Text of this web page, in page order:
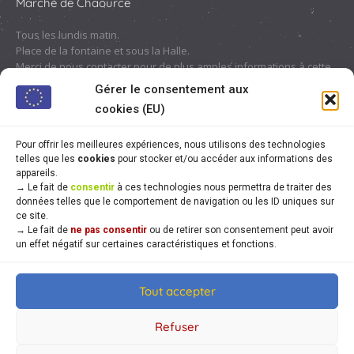
Gérer le consentement aux
cookies (EU)
Pour offrir les meilleures expériences, nous utilisons des technologies
telles que les cookies pour stocker et/ou accéder aux informations des
appareils.
→ Le fait de consentir à ces technologies nous permettra de traiter des
données telles que le comportement de navigation ou les ID uniques sur
ce site.
→ Le fait de ne pas consentir ou de retirer son consentement peut avoir
un effet négatif sur certaines caractéristiques et fonctions.
Tout accepter
Refuser
Tous les lundis matin.
Place de la fontaine et sous la Halle.
Merci de nous contacter pour de plus amples informations à cette
adresse :
contact@chaource.fr ou au 03.25.40.10.46
© Mairie de Chaource [2004-2024] | Tous droits réservés.
Developed byWEB3-DESIGN